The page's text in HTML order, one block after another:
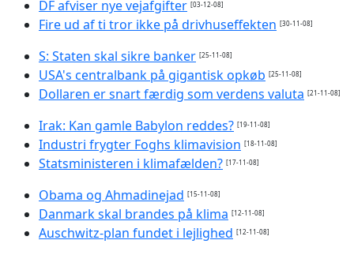
DF afviser nye vejafgifter [03-12-08]
Fire ud af ti tror ikke på drivhuseffekten [30-11-08]
S: Staten skal sikre banker [25-11-08]
USA's centralbank på gigantisk opkøb [25-11-08]
Dollaren er snart færdig som verdens valuta [21-11-08]
Irak: Kan gamle Babylon reddes? [19-11-08]
Industri frygter Foghs klimavision [18-11-08]
Statsministeren i klimafælden? [17-11-08]
Obama og Ahmadinejad [15-11-08]
Danmark skal brandes på klima [12-11-08]
Auschwitz-plan fundet i lejlighed [12-11-08]